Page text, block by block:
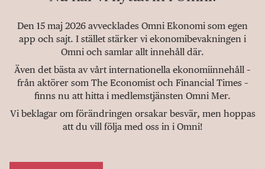
Den 15 maj 2026 avvecklades Omni Ekonomi som egen
app och sajt. I stället stärker vi ekonomibevakningen i
Omni och samlar allt innehåll där.
Även det bästa av vårt internationella ekonomiinnehåll –
från aktörer som The Economist och Financial Times –
finns nu att hitta i medlemstjänsten Omni Mer.
Vi beklagar om förändringen orsakar besvär, men hoppas
att du vill följa med oss in i Omni!